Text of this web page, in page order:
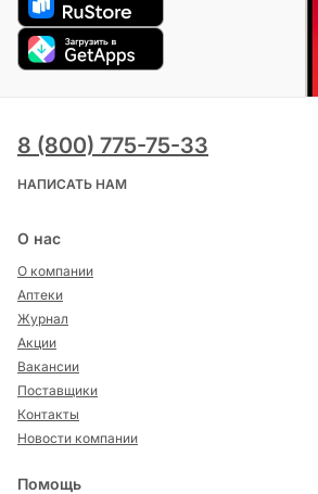
8 (800) 775-75-33
НАПИСАТЬ НАМ
О нас
О компании
Аптеки
Журнал
Акции
Вакансии
Поставщики
Контакты
Новости компании
Помощь